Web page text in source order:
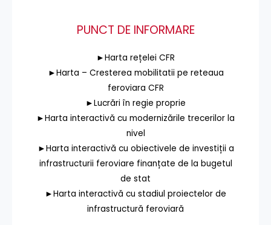
PUNCT DE INFORMARE
►Harta rețelei CFR
►Harta – Cresterea mobilitatii pe reteaua
feroviara CFR
►Lucrări în regie proprie
►Harta interactivă cu modernizările trecerilor la
nivel
►Harta interactivă cu obiectivele de investiții a
infrastructurii feroviare finanțate de la bugetul
de stat
►Harta interactivă cu stadiul proiectelor de
infrastructură feroviară